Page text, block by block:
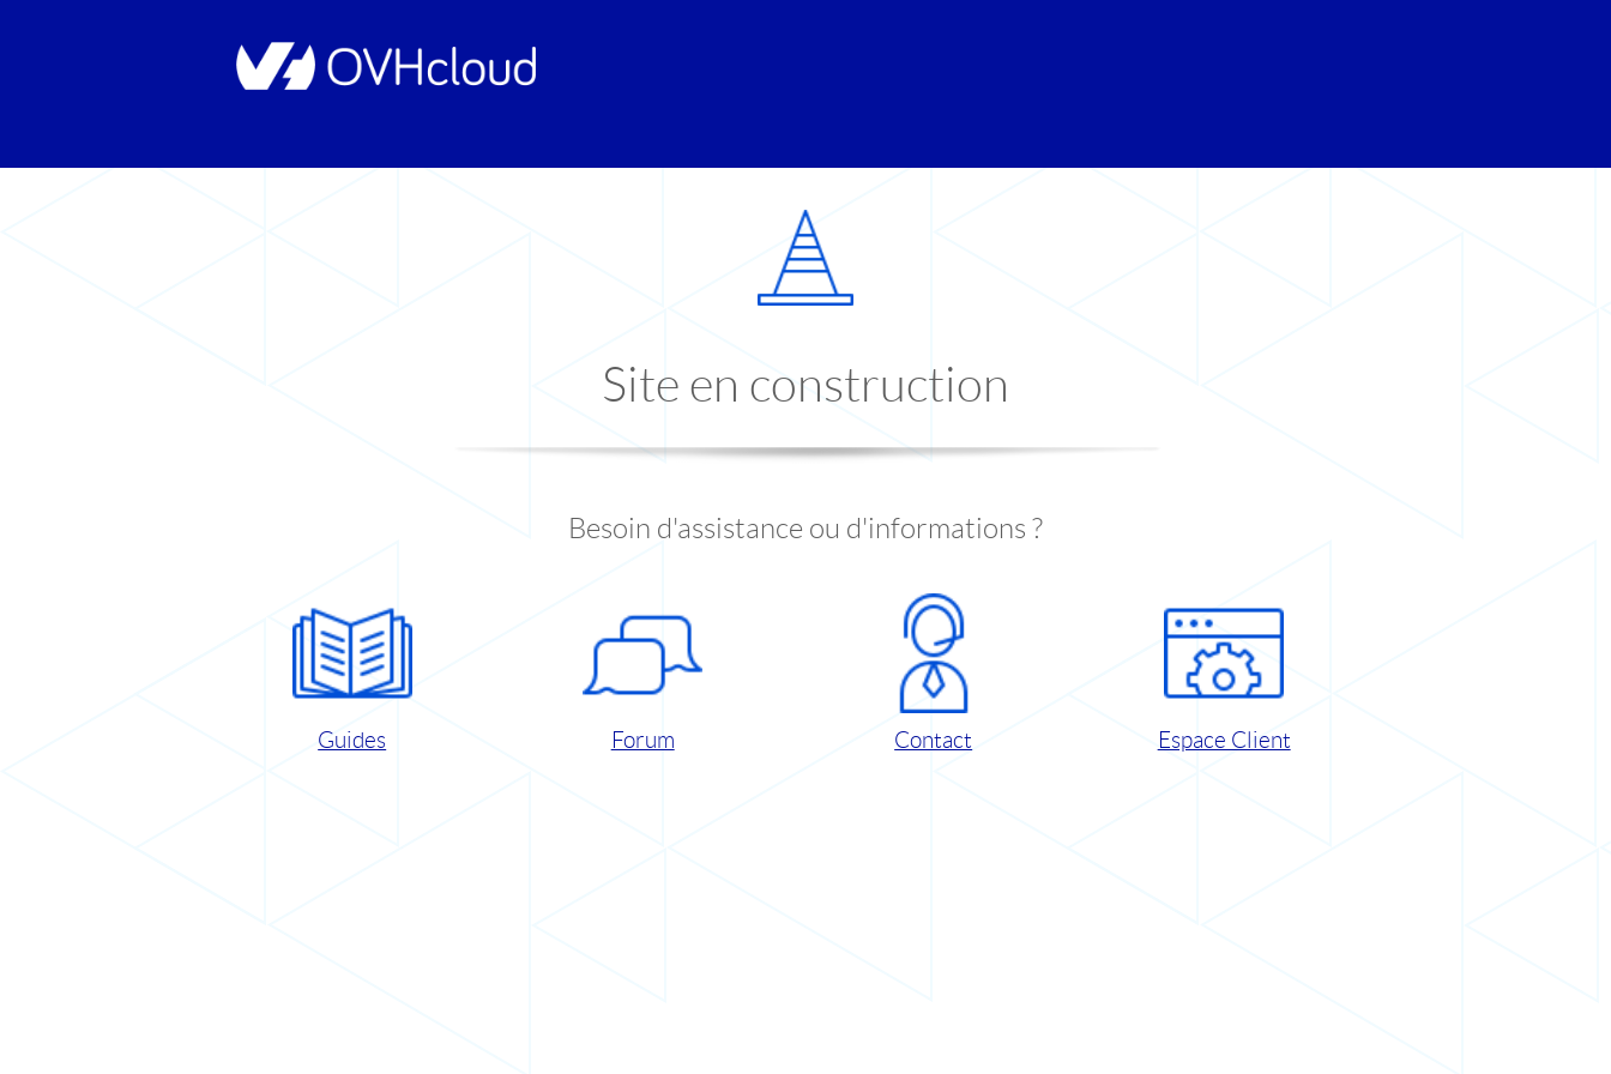
Site en construction
Besoin d'assistance ou d'informations ?
Guides Forum Contact Espace Client